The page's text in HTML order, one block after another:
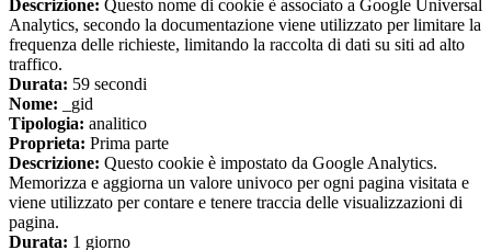
Descrizione: Questo nome di cookie è associato a Google Universal
Analytics, secondo la documentazione viene utilizzato per limitare la
frequenza delle richieste, limitando la raccolta di dati su siti ad alto
traffico.
Durata: 59 secondi
Nome: _gid
Tipologia: analitico
Proprieta: Prima parte
Descrizione: Questo cookie è impostato da Google Analytics.
Memorizza e aggiorna un valore univoco per ogni pagina visitata e
viene utilizzato per contare e tenere traccia delle visualizzazioni di
pagina.
Durata: 1 giorno